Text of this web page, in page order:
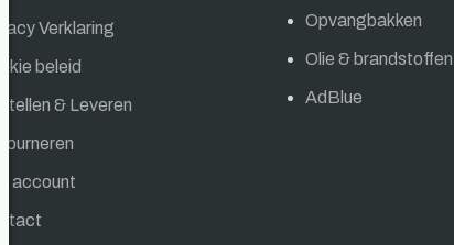
Verklaring
beleid
& Leveren
account
Opvangbakken
Olie & brandstoffen
AdBlue